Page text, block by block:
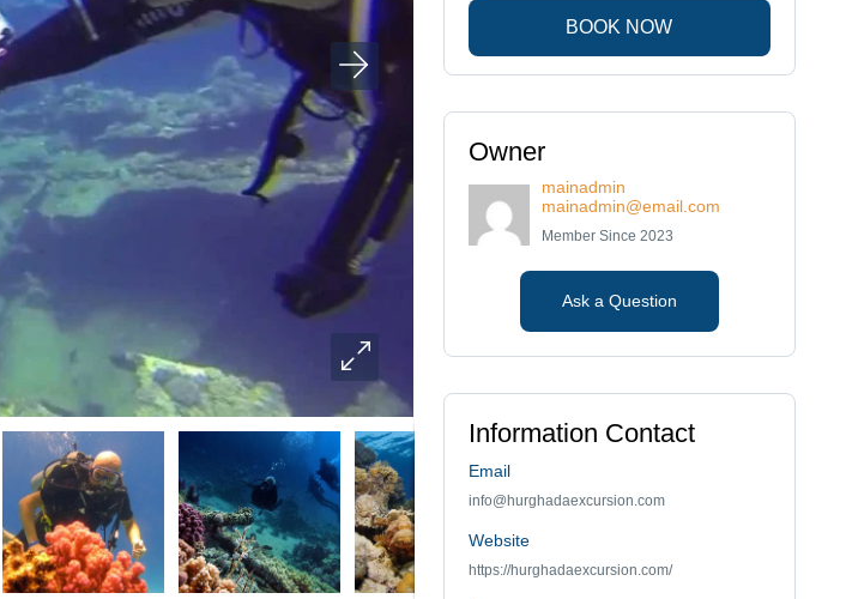
BOOK NOW
Owner
mainadmin
mainadmin@email.com
Member Since 2023
Ask a Question
Information Contact
Email
info@hurghadaexcursion.com
Website
https://hurghadaexcursion.com/